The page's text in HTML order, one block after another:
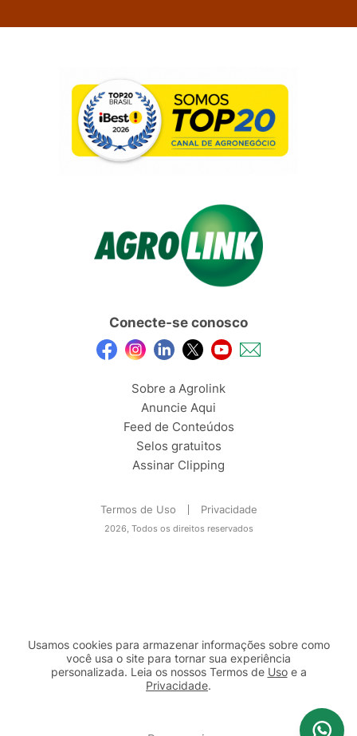
Conecte-se conosco
Sobre a Agrolink
Anuncie Aqui
Feed de Conteúdos
Selos gratuitos
Assinar Clipping
Termos de Uso Privacidade
2026, Todos os direitos reservados
Usamos cookies para armazenar informações sobre como
você usa o site para tornar sua experiência
personalizada. Leia os nossos Termos de Usoe a
Privacidade.